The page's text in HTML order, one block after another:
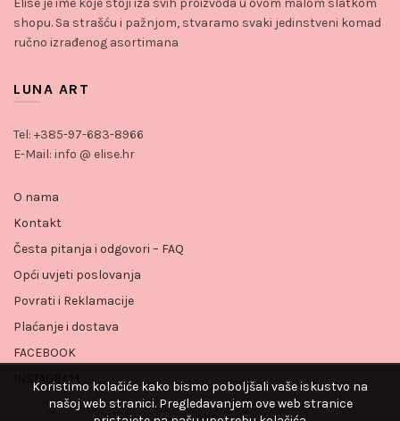
Elise je ime koje stoji iza svih proizvoda u ovom malom slatkom
shopu. Sa strašću i pažnjom, stvaramo svaki jedinstveni komad
ručno izrađenog asortimana
LUNA ART
Tel: +385-97-683-8966
E-Mail: info @ elise.hr
O nama
Kontakt
Česta pitanja i odgovori – FAQ
Opći uvjeti poslovanja
Povrati i Reklamacije
Plaćanje i dostava
FACEBOOK
INSTAGRAM
Koristimo kolačiće kako bismo poboljšali vaše iskustvo na
našoj web stranici. Pregledavanjem ove web stranice